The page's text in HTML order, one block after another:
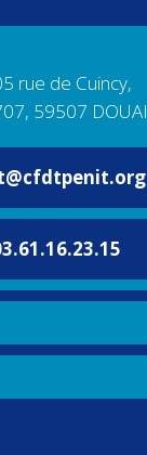
rue de Cuincy,
59507 DOUAI